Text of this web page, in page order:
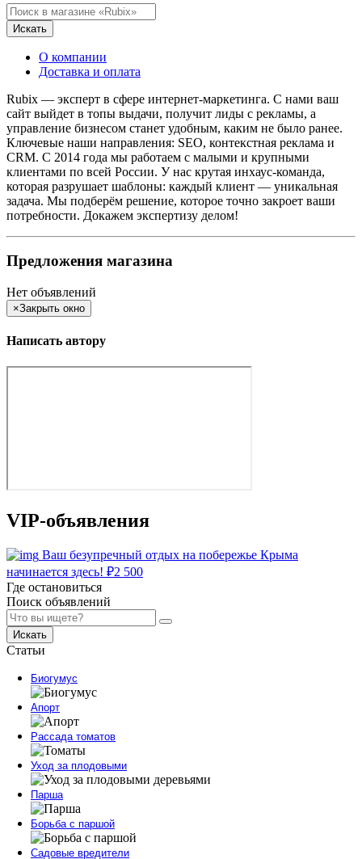
Искать
О компании
Доставка и оплата
Rubix — эксперт в сфере интернет-маркетинга. С нами ваш
сайт выйдет в топы выдачи, получит лиды с рекламы, а
управление бизнесом станет удобным, каким не было ранее.
Ключевые наши направления: SEO, контекстная реклама и
CRM. С 2014 года мы работаем с малыми и крупными
клиентами по всей России. У нас крутая инхаус-команда,
которая разрушает шаблоны: каждый клиент — уникальная
задача. Мы подберём решение, которое точно закроет ваши
потребности. Докажем экспертизу делом!
Предложения магазина
Нет объявлений
×Закрыть окно
Написать автору
VIP-объявления
Ваш безупречный отдых на побережье Крыма
начинается здесь! ₽2 500
Где остановиться
Поиск объявлений
Искать
Статьи
Биогумус
Апорт
Рассада томатов
Уход за плодовыми
Парша
Борьба с паршой
Садовые вредители